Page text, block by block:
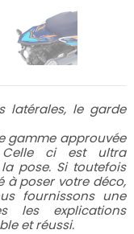
latérales, le garde
gamme approuvée
ci est ultra
pose. Si toutefois
à poser votre déco,
fournissons une
les explications
et réussi.